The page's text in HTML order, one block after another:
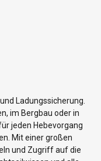
Ladungssicherung.
im Bergbau oder in
jeden Hebevorgang
Mit einer großen
und Zugriff auf die